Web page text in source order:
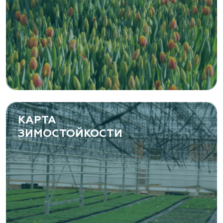
«ЁЛЫ-ПАЛЫ», питомник декоративных
растений
Самарская область, с. Подстепки, ул.
Фермерская 14 А
(8482) 650 010
www.yoly-paly.ru
«ВЕНЕВ» питомник растений
Тульская область, Венёвский р-н, село
Борщевое, улица Лесная, д. 13
8 963 224 87 99
https://www.venev1.ru/
КАРТА
ЗИМОСТОЙКОСТИ